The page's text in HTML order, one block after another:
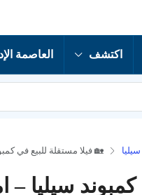
اكتشف العاصمة
🏡 فيلا مستقلة للبيع في
سيليا –